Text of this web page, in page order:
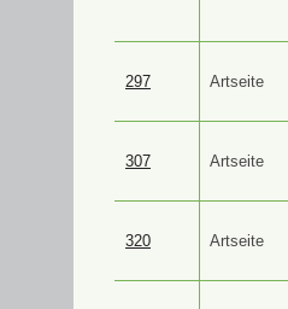
297 Artseite
307 Artseite
320 Artseite